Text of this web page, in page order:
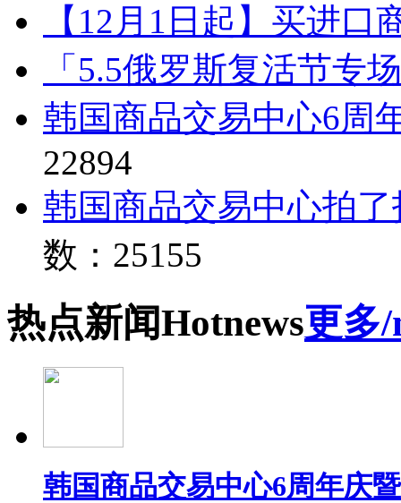
【12月1日起】买进口
「5.5俄罗斯复活节专
韩国商品交易中心6周
22894
韩国商品交易中心拍
数：25155
热点新闻Hotnews更多
韩国商品交易中心6周年庆